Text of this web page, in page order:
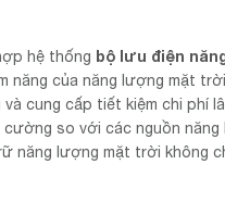
hệ thống bộ lưu điện
năng của năng lượng mặt
và cung cấp tiết kiệm chi phí
cường so với các nguồn
năng lượng mặt trời không